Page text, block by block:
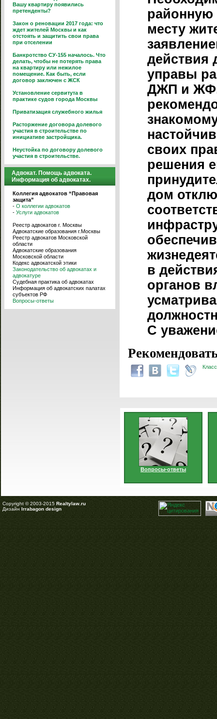
Вашу квартиру появились
претенденты?
Закон о реновации 2017 года: что
ждет жителей Москвы и как
отстоять и защитить свои права
при отселении
Банкротство СУ-155 началось. Что
делать, чтобы не потерять права
на квартиру или нежилое
помещение. Как быть, если
договор заключен с ЖСК
Установление сервитута в
практике судов города Москвы
Приватизация служебного жилья
Расторжение договора долевого
участия в строительстве по
инициативе застройщика.
Неустойка по договору долевого
участия в строительстве.
Адвокат. Помощь адвоката.
Информация об адвокатах.
Коллегия адвокатов “Правовая
защита”
- О коллегии адвокатов
- Услуги адвокатов
Реестр адвокатов г. Москвы
Адвокатские образования г.Москвы
Реестр адвокатов Московской
области
Адвокатские образования
Московской области
Кодекс адвокатской этики
Законодательство об адвокатах и
адвокатуре
Судебная практика об адвокатах
Информация об адвокатских палатах
субъектов РФ
Вопросы-ответы
районную
месту
действия
управы
ДЖП и ЖФ.
своих
решения
дом
в
органов
С
Вопросы-ответы
Copyright © 2003-2015 Realtylaw.ru
Дизайн Irrabagon design